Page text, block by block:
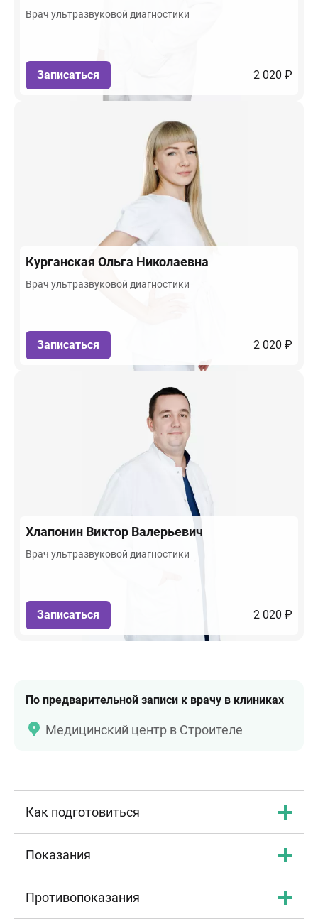
Врач ультразвуковой диагностики
Записаться 2 020 ₽
Курганская Ольга Николаевна
Врач ультразвуковой диагностики
Записаться 2 020 ₽
Хлапонин Виктор Валерьевич
Врач ультразвуковой диагностики
Записаться 2 020 ₽
По предварительной записи к врачу в клиниках
Медицинский центр в Строителе
Как подготовиться
Показания
Противопоказания